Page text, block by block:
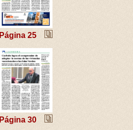
Página 25
Página 30